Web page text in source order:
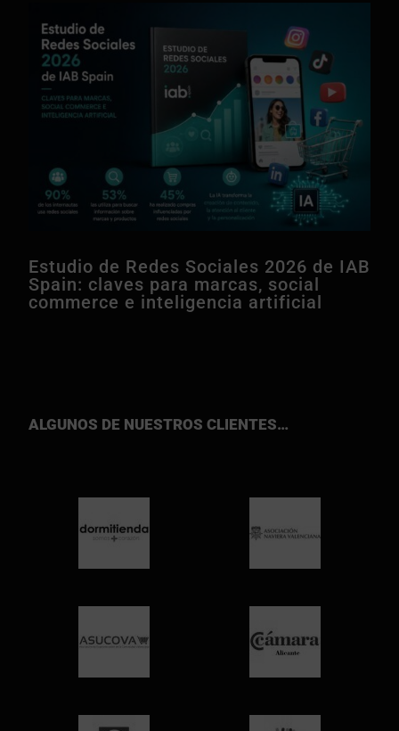
Estudio de Redes Sociales 2026 de IAB
Spain: claves para marcas, social
commerce e inteligencia artificial
ALGUNOS DE NUESTROS CLIENTES…